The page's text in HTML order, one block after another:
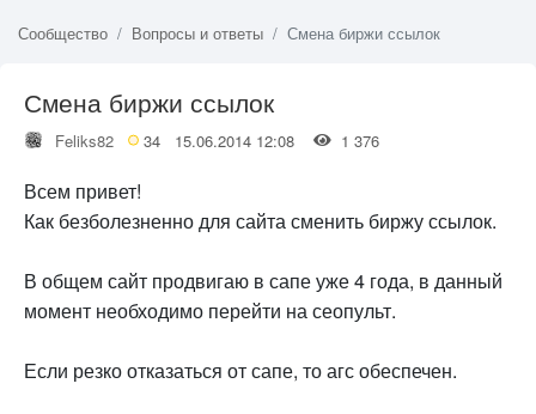
Сообщество Вопросы и ответы Смена биржи ссылок
Смена биржи ссылок
Feliks82 34 15.06.2014 12:08 1 376
Всем привет!
Как безболезненно для сайта сменить биржу ссылок.
В общем сайт продвигаю в сапе уже 4 года, в данный
момент необходимо перейти на сеопульт.
Если резко отказаться от сапе, то агс обеспечен.